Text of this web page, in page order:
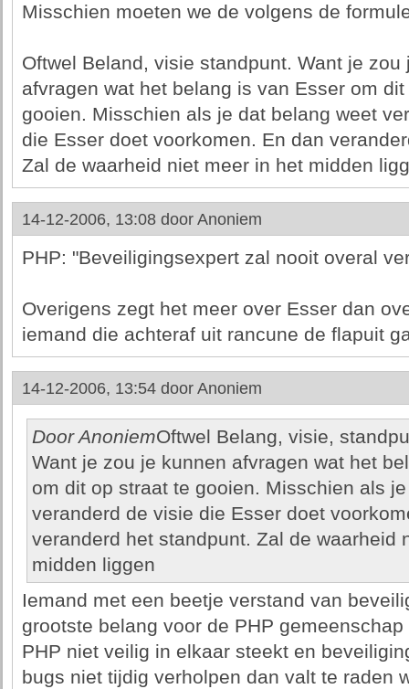
Misschien moeten we de volgens de
Oftwel Beland, visie standpunt. Want je zou
afvragen wat het belang is van Esser om
gooien. Misschien als je dat belang weet
die Esser doet voorkomen. En dan
Zal de waarheid niet meer in het midden
14-12-2006, 13:08 door Anoniem
PHP: "Beveiligingsexpert zal nooit overal
Overigens zegt het meer over Esser dan
iemand die achteraf uit rancune de flapuit
14-12-2006, 13:54 door Anoniem
Door AnoniemOftwel Belang, visie,
Want je zou je kunnen afvragen wat het
om dit op straat te gooien. Misschien als
veranderd de visie die Esser doet
veranderd het standpunt. Zal de waarheid
midden liggen
Iemand met een beetje verstand van
grootste belang voor de PHP
PHP niet veilig in elkaar steekt en
bugs niet tijdig verholpen dan valt te raden